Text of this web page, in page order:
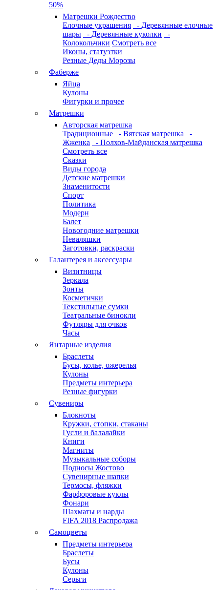
50%
Матрешки Рождество
Елочные украшения
- Деревянные елочные
шары
- Деревянные куколки
-
Колокольчики Смотреть все
Иконы, статуэтки
Резные Деды Морозы
Фаберже
Яйца
Кулоны
Фигурки и прочее
Матрешки
Авторская матрешка
Традиционные
- Вятская матрешка
-
Жженка
- Полхов-Майданская матрешка
Смотреть все
Сказки
Виды города
Детские матрешки
Знаменитости
Спорт
Политика
Модерн
Балет
Новогодние матрешки
Неваляшки
Заготовки, раскраски
Галантерея и аксессуары
Визитницы
Зеркала
Зонты
Косметички
Текстильные сумки
Театральные бинокли
Футляры для очков
Часы
Янтарные изделия
Браслеты
Бусы, колье, ожерелья
Кулоны
Предметы интерьера
Резные фигурки
Сувениры
Блокноты
Кружки, стопки, стаканы
Гусли и балалайки
Книги
Магниты
Музыкальные соборы
Подносы Жостово
Сувенирные шапки
Термосы, фляжки
Фарфоровые куклы
Фонари
Шахматы и нарды
FIFA 2018 Распродажа
Самоцветы
Предметы интерьера
Браслеты
Бусы
Кулоны
Серьги